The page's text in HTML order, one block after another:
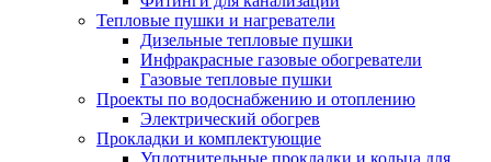
Тепловые пушки и нагреватели
Дизельные тепловые пушки
Инфракрасные газовые обогреватели
Газовые тепловые пушки
Проекты по водоснабжению и отоплению
Электрический обогрев
Прокладки и комплектующие
Уплотнительные прокладки и кольца для